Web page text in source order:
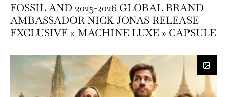
FOSSIL AND 2025-2026 GLOBAL BRAND
AMBASSADOR NICK JONAS RELEASE
EXCLUSIVE « MACHINE LUXE » CAPSULE